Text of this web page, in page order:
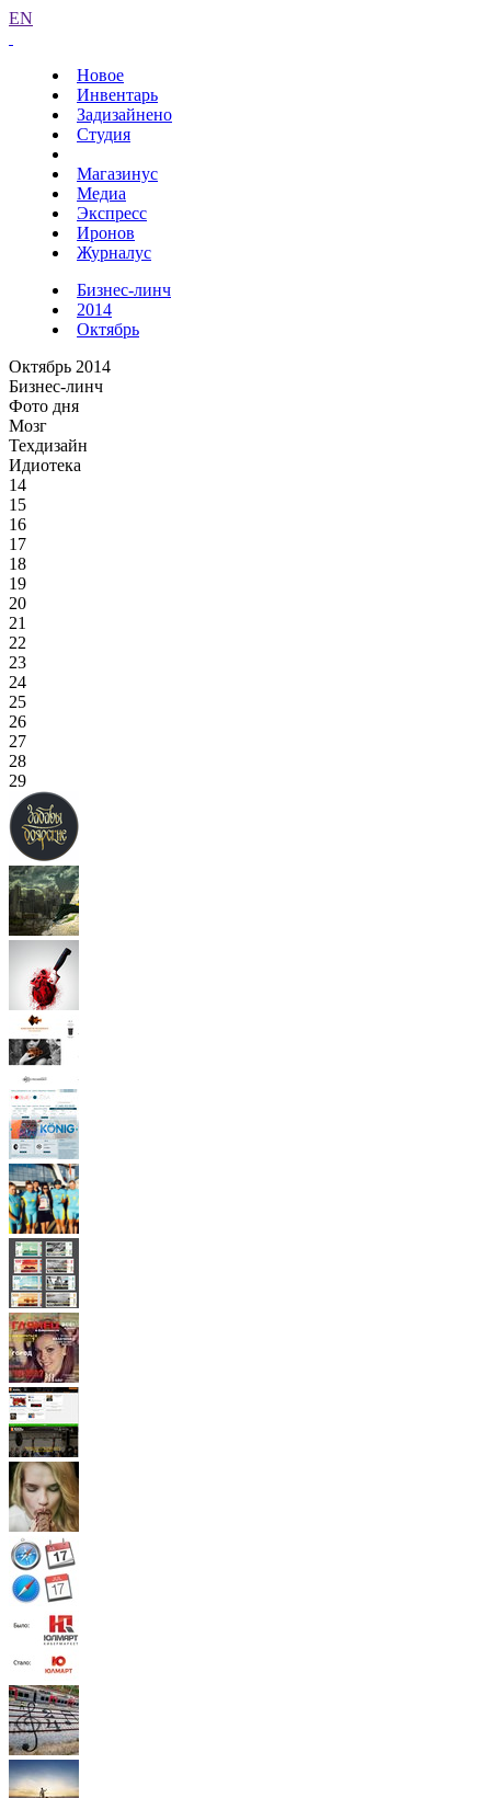
EN
Новое
Инвентарь
Задизайнено
Студия
Магазинус
Медиа
Экспресс
Иронов
Журналус
Бизнес-линч
2014
Октябрь
Октябрь 2014
Бизнес-линч
Фото дня
Мозг
Техдизайн
Идиотека
14
15
16
17
18
19
20
21
22
23
24
25
26
27
28
29